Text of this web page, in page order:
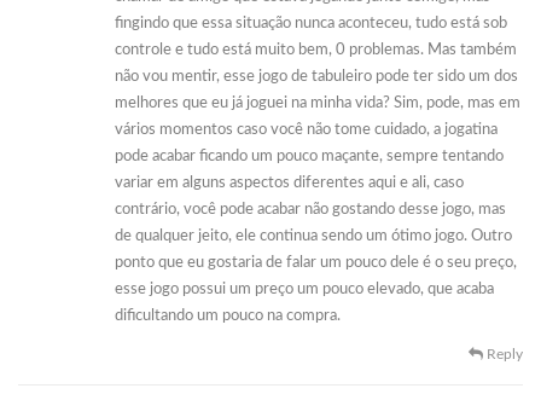
fingindo que essa situação nunca aconteceu, tudo está sob
controle e tudo está muito bem, 0 problemas. Mas também
não vou mentir, esse jogo de tabuleiro pode ter sido um dos
melhores que eu já joguei na minha vida? Sim, pode, mas em
vários momentos caso você não tome cuidado, a jogatina
pode acabar ficando um pouco maçante, sempre tentando
variar em alguns aspectos diferentes aqui e ali, caso
contrário, você pode acabar não gostando desse jogo, mas
de qualquer jeito, ele continua sendo um ótimo jogo. Outro
ponto que eu gostaria de falar um pouco dele é o seu preço,
esse jogo possui um preço um pouco elevado, que acaba
dificultando um pouco na compra.
Reply